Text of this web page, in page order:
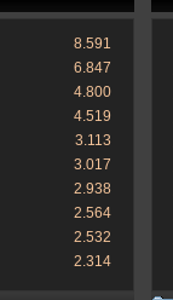
8.591
6.847
4.800
4.519
3.113
3.017
2.938
2.564
2.532
2.314